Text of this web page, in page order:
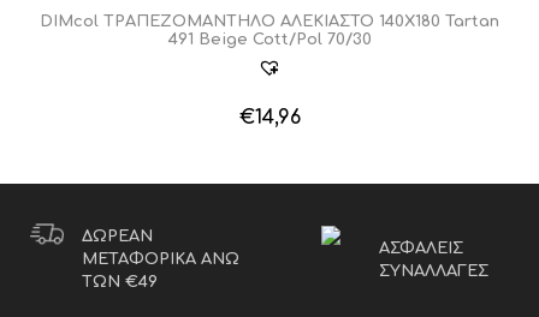
DIMcol ΤΡΑΠΕΖΟΜΑΝΤΗΛΟ ΑΛΕΚΙΑΣΤΟ 140X180 Tartan
491 Beige Cott/Pol 70/30
€14,96
ΔΩΡΕΑΝ
ΜΕΤΑΦΟΡΙΚΑ ΑΝΩ
ΤΩΝ €49
ΑΣΦΑΛΕΙΣ
ΣΥΝΑΛΛΑΓΕΣ